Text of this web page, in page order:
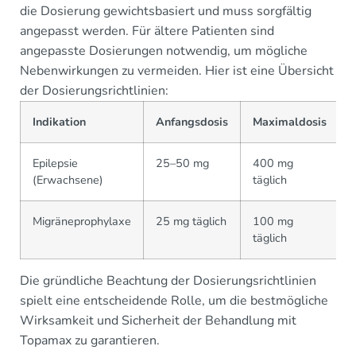
die Dosierung gewichtsbasiert und muss sorgfältig
angepasst werden. Für ältere Patienten sind
angepasste Dosierungen notwendig, um mögliche
Nebenwirkungen zu vermeiden. Hier ist eine Übersicht
der Dosierungsrichtlinien:
Indikation Anfangsdosis Maximaldosis
Epilepsie
(Erwachsene)
25–50 mg
400 mg
täglich
Migräneprophylaxe 25 mg täglich
100 mg
täglich
Die gründliche Beachtung der Dosierungsrichtlinien
spielt eine entscheidende Rolle, um die bestmögliche
Wirksamkeit und Sicherheit der Behandlung mit
Topamax zu garantieren.